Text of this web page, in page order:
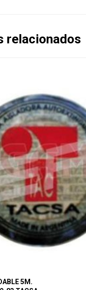
relacionados
5M.